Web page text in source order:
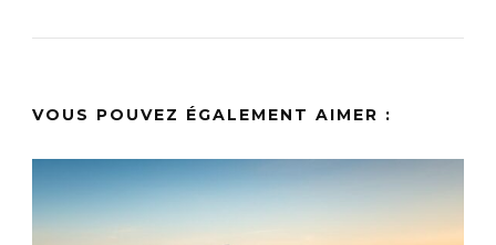
VOUS POUVEZ ÉGALEMENT AIMER :